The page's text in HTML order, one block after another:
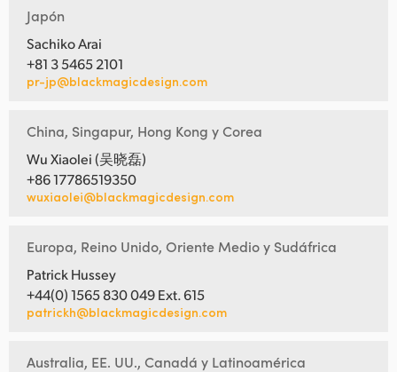
Japón
Sachiko Arai
+81 3 5465 2101
pr-jp@blackmagicdesign.com
China, Singapur, Hong Kong y Corea
Wu Xiaolei (吴晓磊)
+86 17786519350
wuxiaolei@blackmagicdesign.com
Europa, Reino Unido, Oriente Medio y Sudáfrica
Patrick Hussey
+44(0) 1565 830 049 Ext. 615
patrickh@blackmagicdesign.com
Australia, EE. UU., Canadá y Latinoamérica